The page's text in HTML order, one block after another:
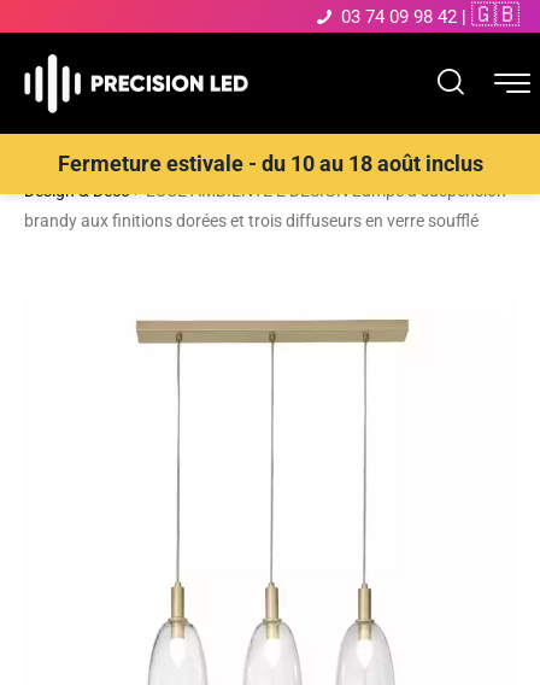
03 74 09 98 42 | 🇬🇧
Fermeture estivale - du 10 au 18 août inclus
Accueil>Boutique>ECLAIRAGE INTERIEUR LED>Suspensions
Design & Déco>LUCE AMBIENTE E DESIGN Lampe à suspension
brandy aux finitions dorées et trois diffuseurs en verre soufflé